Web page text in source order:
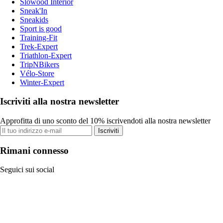
Sneak'In
Sneakids
Sport is good
Training-Fit
Trek-Expert
Triathlon-Expert
TripNBikers
Vélo-Store
Winter-Expert
Iscriviti alla nostra newsletter
Approfitta di uno sconto del 10% iscrivendoti alla nostra newsletter
Iscriviti
Rimani connesso
Seguici sui social